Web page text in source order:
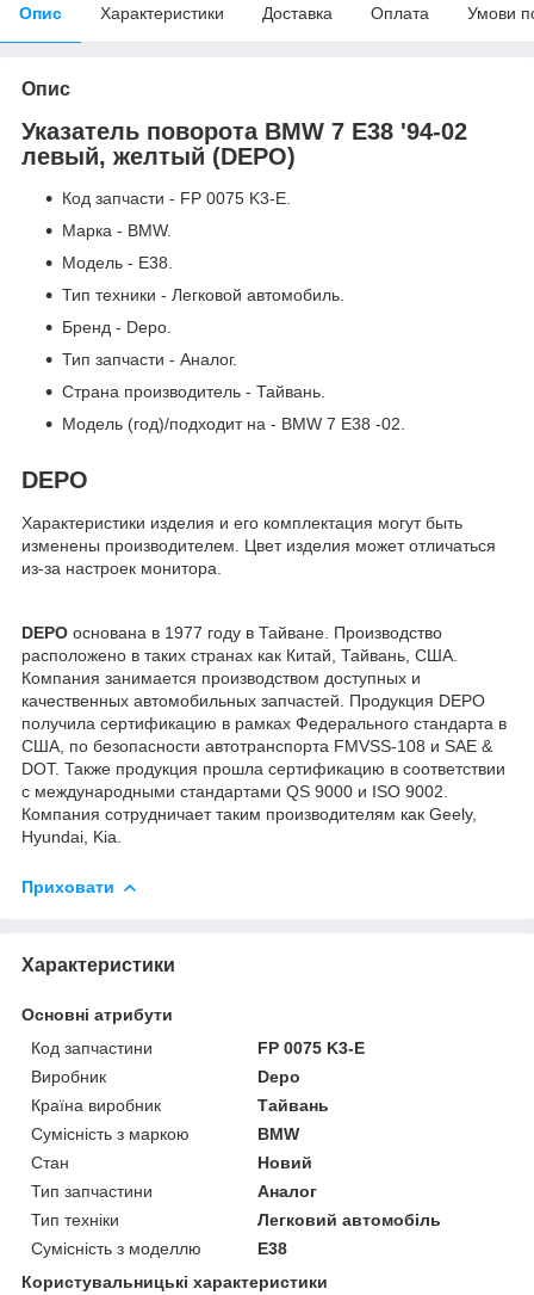
Опис Характеристики Доставка Оплата Умови
Опис
Указатель поворота BMW 7 E38 '94-02
левый, желтый (DEPO)
Код запчасти - FP 0075 K3-E.
Марка - BMW.
Модель - E38.
Тип техники - Легковой автомобиль.
Бренд - Depo.
Тип запчасти - Аналог.
Страна производитель - Тайвань.
Модель (год)/подходит на - BMW 7 E38 -02.
DEPO
Характеристики изделия и его комплектация могут быть
изменены производителем. Цвет изделия может отличаться
из-за настроек монитора.
DEPO основана в 1977 году в Тайване. Производство
расположено в таких странах как Китай, Тайвань, США.
Компания занимается производством доступных и
качественных автомобильных запчастей. Продукция DEPO
получила сертификацию в рамках Федерального стандарта в
США, по безопасности автотранспорта FMVSS-108 и SAE &
DOT. Также продукция прошла сертификацию в соответствии
с международными стандартами QS 9000 и ISO 9002.
Компания сотрудничает таким производителям как Geely,
Hyundai, Kia.
Приховати
Характеристики
Основні атрибути
Код запчастини
FP 0075 K3-E
Виробник
Depo
Країна виробник
Тайвань
Сумісність з маркою
BMW
Стан
Новий
Тип запчастини
Аналог
Тип техніки
Легковий автомобіль
Сумісність з моделлю
E38
Користувальницькі характеристики